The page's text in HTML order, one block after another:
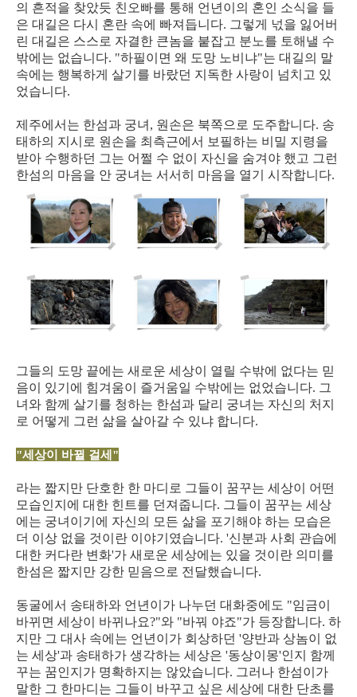
의 흔적을 찾았듯 친오빠를 통해 언년이의 혼인 소식을 들
은 대길은 다시 혼란 속에 빠져듭니다. 그렇게 넋을 잃어버
린 대길은 스스로 자결한 큰놈을 붙잡고 분노를 토해낼 수
밖에는 없습니다. "하필이면 왜 도망 노비냐"는 대길의 말
속에는 행복하게 살기를 바랐던 지독한 사랑이 넘치고 있
었습니다.
제주에서는 한섬과 궁녀, 원손은 북쪽으로 도주합니다. 송
태하의 지시로 원손을 최측근에서 보필하는 비밀 지령을
받아 수행하던 그는 어쩔 수 없이 자신을 숨겨야 했고 그런
한섬의 마음을 안 궁녀는 서서히 마음을 열기 시작합니다.
그들의 도망 끝에는 새로운 세상이 열릴 수밖에 없다는 믿
음이 있기에 힘겨움이 즐거움일 수밖에는 없었습니다. 그
녀와 함께 살기를 청하는 한섬과 달리 궁녀는 자신의 처지
로 어떻게 그런 삶을 살아갈 수 있냐 합니다.
"세상이 바뀔 걸세"
라는 짧지만 단호한 한 마디로 그들이 꿈꾸는 세상이 어떤
모습인지에 대한 힌트를 던져줍니다. 그들이 꿈꾸는 세상
에는 궁녀이기에 자신의 모든 삶을 포기해야 하는 모습은
더 이상 없을 것이란 이야기였습니다. '신분과 사회 관습에
대한 커다란 변화'가 새로운 세상에는 있을 것이란 의미를
한섬은 짧지만 강한 믿음으로 전달했습니다.
동굴에서 송태하와 언년이가 나누던 대화중에도 "임금이
바뀌면 세상이 바뀌나요?"와 "바꿔 야죠"가 등장합니다. 하
지만 그 대사 속에는 언년이가 회상하던 '양반과 상놈이 없
는 세상'과 송태하가 생각하는 세상은 '동상이몽'인지 함께
꾸는 꿈인지가 명확하지는 않았습니다. 그러나 한섬이가
말한 그 한마디는 그들이 바꾸고 싶은 세상에 대한 단초를